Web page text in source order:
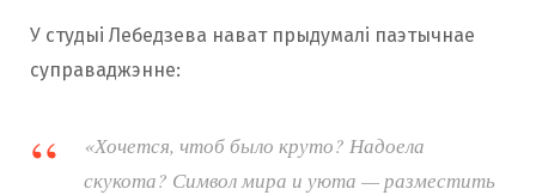
У студыі Лебедзева нават прыдумалі паэтычнае
суправаджэнне:
«Хочется, чтоб было круто? Надоела
скукота? Символ мира и уюта — разместить